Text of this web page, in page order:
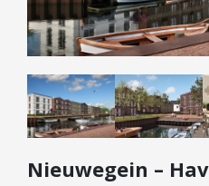
Bestaande bouw
Internationaal
Nieuwbouw
Bedrijfsaanbod
Diensten
Kopen
Nieuwegein –